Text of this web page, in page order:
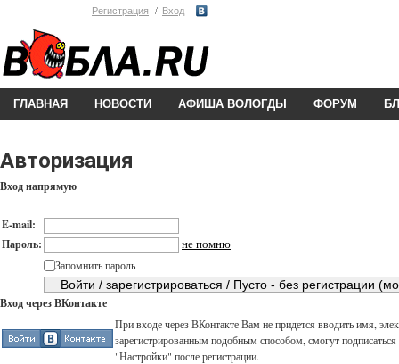
Регистрация Вход
ГЛАВНАЯ НОВОСТИ АФИША ВОЛОГДЫ ФОРУМ
Авторизация
Вход напрямую
E-mail:
Пароль:
не помню
Запомнить пароль
Вход через ВКонтакте
При входе через ВКонтакте Вам не придется вводить имя,
зарегистрированным подобным способом, смогут
"Настройки" после регистрации.